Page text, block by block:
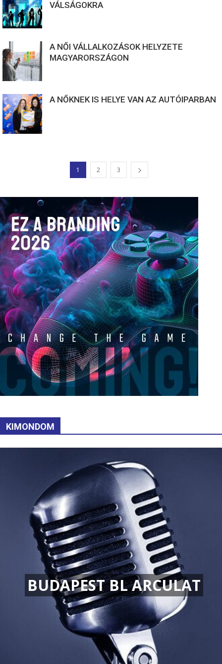
VÁLSÁGOKRA
A NŐI VÁLLALKOZÁSOK HELYZETE
MAGYARORSZÁGON
A NŐKNEK IS HELYE VAN AZ AUTÓIPARBAN
1 2 3
KIMONDOM
BUDAPEST BL ARCULAT